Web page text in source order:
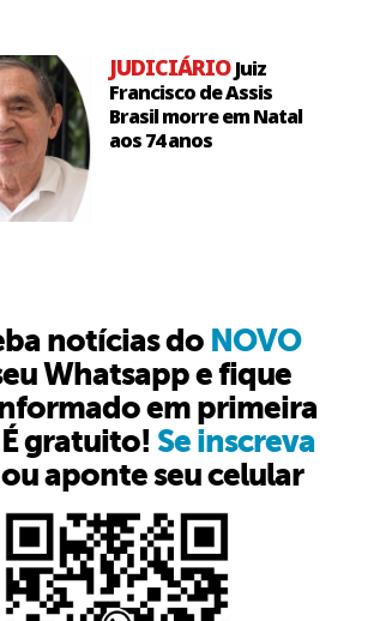
JUDICIÁRIOJuiz
Francisco de Assis
Brasil morre em Natal
aos 74 anos
notícias do NOVO
Whatsapp e fique
em primeira
gratuito! Se inscreva
aponte seu celular